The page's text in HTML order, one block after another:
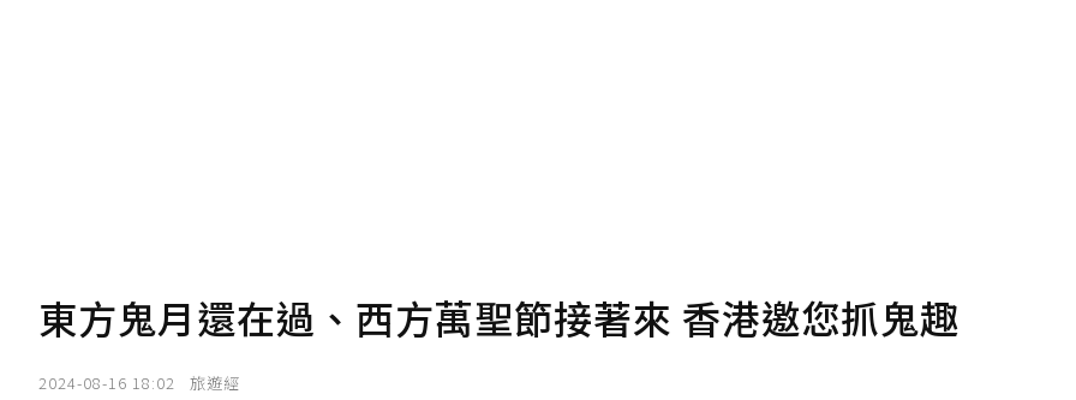
東方鬼月還在過、西方萬聖節接著來 香港邀您抓鬼趣
2024-08-16 18:02 旅遊經